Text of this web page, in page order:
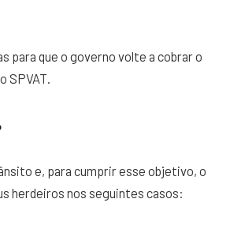
para que o governo volte a cobrar o
SPVAT.
e, para cumprir esse objetivo, o
herdeiros nos seguintes casos: